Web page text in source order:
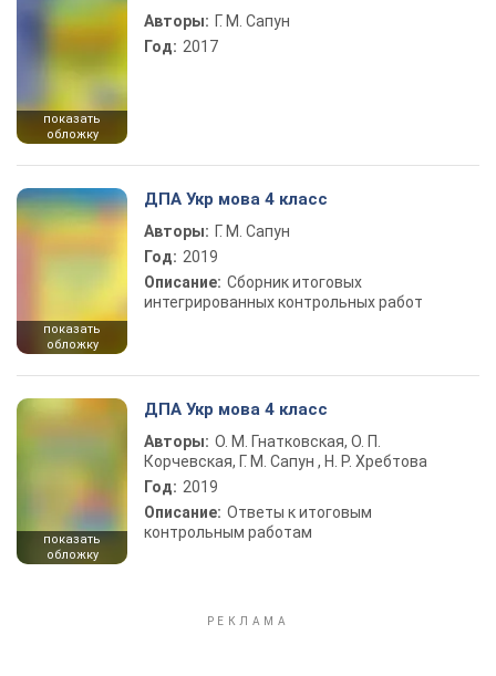
показать
обложку
Авторы: Г. М. Сапун
Год: 2017
показать
обложку
ДПА Укр мова 4 класс
Авторы: Г. М. Сапун
Год: 2019
Описание: Сборник итоговых
интегрированных контрольных работ
показать
обложку
ДПА Укр мова 4 класс
Авторы: О. М. Гнатковская, О. П.
Корчевская, Г. М. Сапун , Н. Р. Хребтова
Год: 2019
Описание: Ответы к итоговым
контрольным работам